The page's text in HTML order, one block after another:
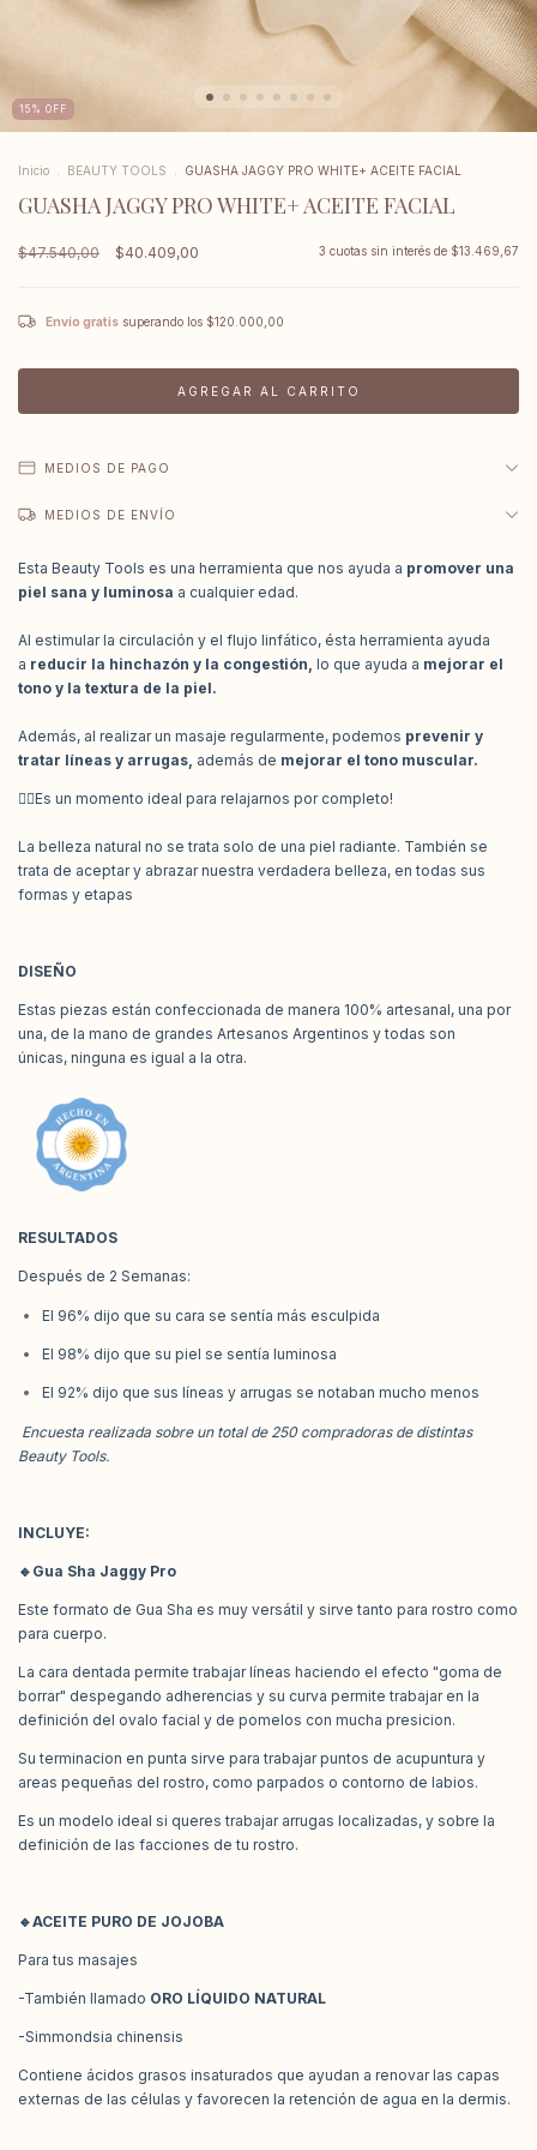
15 % OFF
Inicio BEAUTY TOOLS GUASHA JAGGY PRO WHITE+ ACEITE FACIAL
GUASHA JAGGY PRO WHITE+ ACEITE FACIAL
$47.540,00 $40.409,00 3 cuotas sin interés de $13.469,67
Envío gratis superando los $120.000,00
MEDIOS DE PAGO
MEDIOS DE ENVÍO
Esta Beauty Tools es una herramienta que nos ayuda a promover una
piel sana y luminosa a cualquier edad.
Al estimular la circulación y el flujo linfático, ésta herramienta ayuda
a reducir la hinchazón y la congestión, lo que ayuda a mejorar el
tono y la textura de la piel.
Además, al realizar un masaje regularmente, podemos prevenir y
tratar líneas y arrugas, además de mejorar el tono muscular.
💆‍♀️Es un momento ideal para relajarnos por completo!
La belleza natural no se trata solo de una piel radiante. También se
trata de aceptar y abrazar nuestra verdadera belleza, en todas sus
formas y etapas
DISEÑO
Estas piezas están confeccionada de manera 100% artesanal, una por
una, de la mano de grandes Artesanos Argentinos y todas son
únicas, ninguna es igual a la otra.
RESULTADOS
Después de 2 Semanas:
El 96% dijo que su cara se sentía más esculpida
El 98% dijo que su piel se sentía luminosa
El 92% dijo que sus líneas y arrugas se notaban mucho menos
Encuesta realizada sobre un total de 250 compradoras de distintas
Beauty Tools.
INCLUYE:
🔹 Gua Sha Jaggy Pro
Este formato de Gua Sha es muy versátil y sirve tanto para rostro como
para cuerpo.
La cara dentada permite trabajar líneas haciendo el efecto "goma de
borrar" despegando adherencias y su curva permite trabajar en la
definición del ovalo facial y de pomelos con mucha presicion.
Su terminacion en punta sirve para trabajar puntos de acupuntura y
areas pequeñas del rostro, como parpados o contorno de labios.
Es un modelo ideal si queres trabajar arrugas localizadas, y sobre la
definición de las facciones de tu rostro.
🔹ACEITE PURO DE JOJOBA
Para tus masajes
-También llamado ORO LÍQUIDO NATURAL
-Simmondsia chinensis
Contiene ácidos grasos insaturados que ayudan a renovar las capas
externas de las células y favorecen la retención de agua en la dermis.